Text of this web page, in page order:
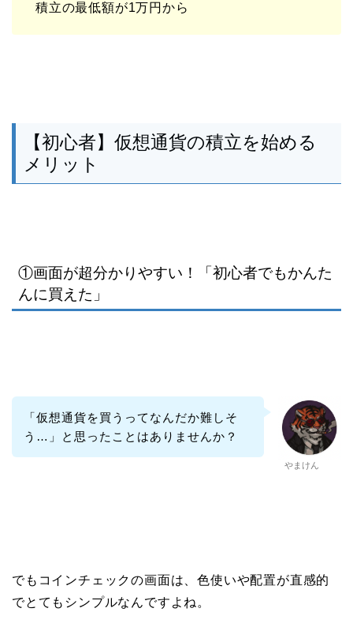
積立の最低額が1万円から
【初心者】仮想通貨の積立を始める
メリット
①画面が超分かりやすい！「初心者でもかんた
んに買えた」
やまけん
「仮想通貨を買うってなんだか難しそ
う…」と思ったことはありませんか？
でもコインチェックの画面は、色使いや配置が直感的
でとてもシンプルなんですよね。